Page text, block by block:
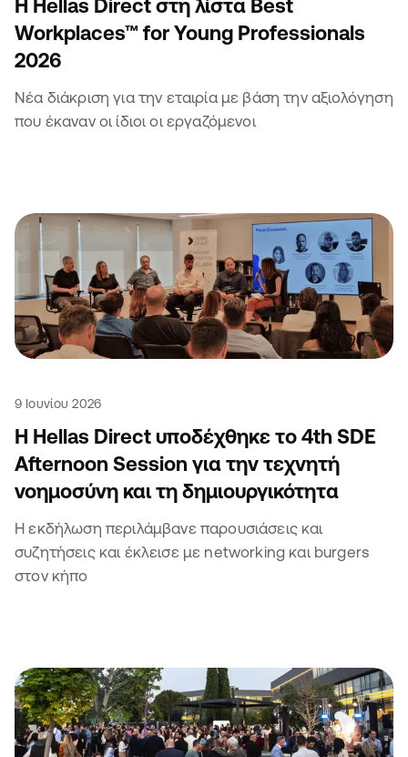
Η Hellas Direct στη λίστα Best
Workplaces™ for Young Professionals
2026
Νέα διάκριση για την εταιρία με βάση την αξιολόγηση
που έκαναν οι ίδιοι οι εργαζόμενοι
9 Ιουνίου 2026
Η Hellas Direct υποδέχθηκε το 4th SDE
Afternoon Session για την τεχνητή
νοημοσύνη και τη δημιουργικότητα
Η εκδήλωση περιλάμβανε παρουσιάσεις και
συζητήσεις και έκλεισε με networking και burgers
στον κήπο